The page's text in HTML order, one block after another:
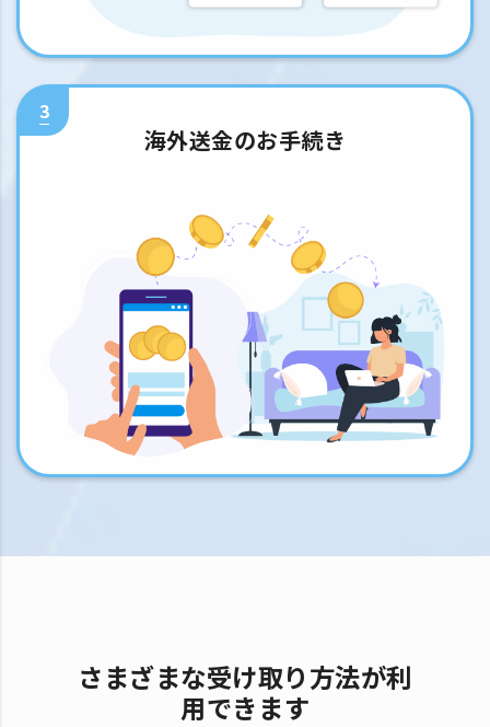
3
海外送金のお手続き
さまざまな受け取り方法が利
用できます